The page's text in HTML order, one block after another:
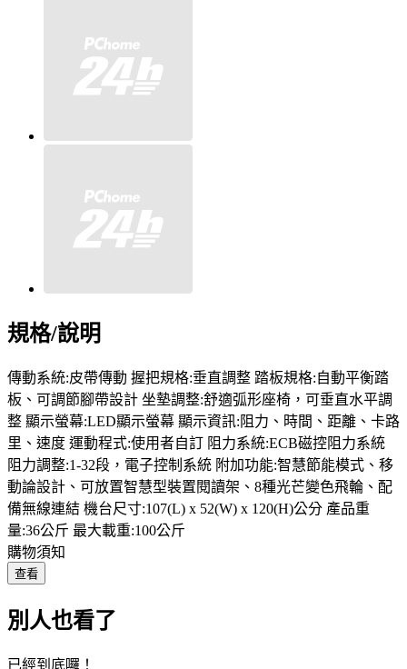
規格/說明
傳動系統:皮帶傳動 握把規格:垂直調整 踏板規格:自動平衡踏
板、可調節腳帶設計 坐墊調整:舒適弧形座椅，可垂直水平調
整 顯示螢幕:LED顯示螢幕 顯示資訊:阻力、時間、距離、卡路
里、速度 運動程式:使用者自訂 阻力系統:ECB磁控阻力系統
阻力調整:1-32段，電子控制系統 附加功能:智慧節能模式、移
動論設計、可放置智慧型裝置閱讀架、8種光芒變色飛輪、配
備無線連結 機台尺寸:107(L) x 52(W) x 120(H)公分 產品重
量:36公斤 最大載重:100公斤
購物須知
查看
別人也看了
已經到底囉！